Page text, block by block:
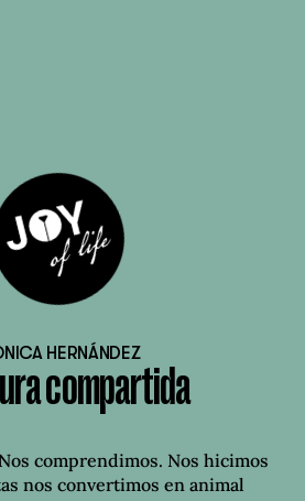
HERNÁNDEZ
compartida
comprendimos. Nos hicimos
nos convertimos en animal